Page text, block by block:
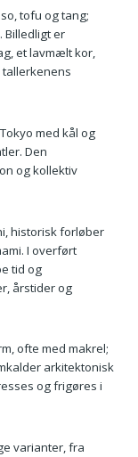
tofu og tang;
Billedligt er
et lavmælt kor,
med kål og
Den
og kollektiv
historisk forløber
I overført
tid og
årstider og
ofte med makrel;
arkitektonisk
og frigøres i
varianter, fra